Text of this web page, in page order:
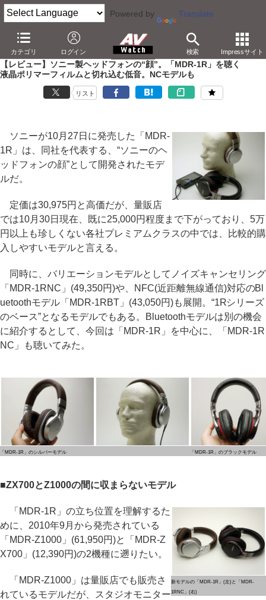
Powered by Translate
カテゴリ ログイン 検索 Impressサイト
AV Watch 製品 ヘッドフォン
ソニー
【レビュー】ソニー製ヘッドフォンの“顔”。「MDR-1R」を聴く
液晶ポリマーフィルムと切れ込む低音。NCモデルも
リスト
ソニーが10月27日に発売した「MDR-
1R」は、同社を代表する、“ソニーのヘ
ッドフォンの顔”として開発されたモデ
ルだ。
定価は30,975円と高価だが、量販店
では10月30日現在、既に25,000円程度まで下がっており、5万
円以上も珍しくない各社プレミアムクラスの中では、比較的購
入しやすいモデルと言える。
同時に、バリエーションモデルとしてノイズキャンセリング
「MDR-1RNC」(49,350円)や、NFC(近距離無線通信)対応のBl
uetoothモデル「MDR-1RBT」(43,050円)も展開。“1Rシリーズ
のベース”となるモデルでもある。Bluetoothモデルは別の機会
に紹介するとして、今回は「MDR-1R」を中心に、「MDR-1R
NC」も聴いてみた。
「MDR-1R」のシルバーモデル 「MDR-1R」のブラックモデル
■ZX700とZ1000の間に収まらないモデル
新モデルの「MDR-1R」(左)と「MDR-
1RNC」(右)
「MDR-1R」の立ち位置を理解するた
めに、2010年9月から発売されている
「MDR-Z1000」(61,950円)と「MDR-Z
X700」(12,390円)の2機種に遡りたい。
「MDR-Z1000」は量販店でも販売さ
れているモデルだが、スタジオモニター